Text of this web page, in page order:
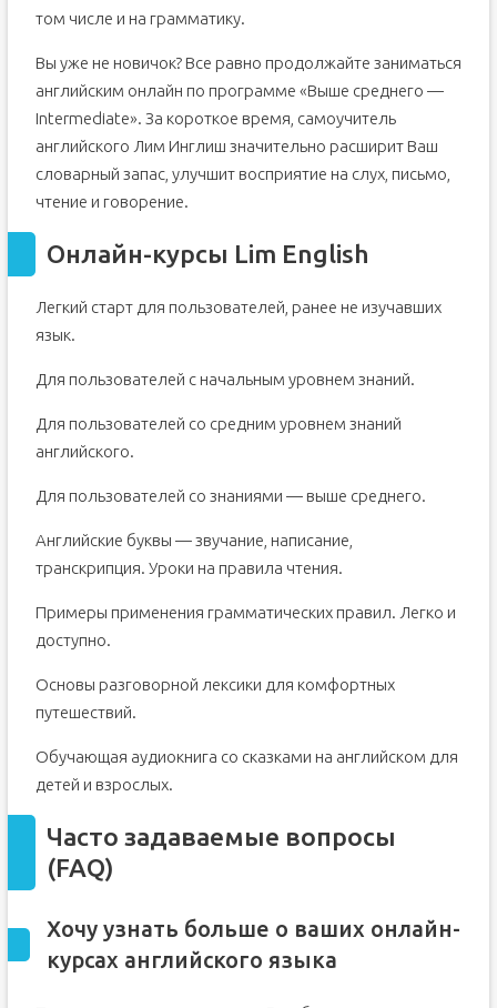
том числе и на грамматику.
Вы уже не новичок? Все равно продолжайте заниматься
английским онлайн по программе «Выше среднего —
Intermediate». За короткое время, самоучитель
английского Лим Инглиш значительно расширит Ваш
словарный запас, улучшит восприятие на слух, письмо,
чтение и говорение.
Онлайн-курсы Lim English
Легкий старт для пользователей, ранее не изучавших
язык.
Для пользователей с начальным уровнем знаний.
Для пользователей со средним уровнем знаний
английского.
Для пользователей со знаниями — выше среднего.
Английские буквы — звучание, написание,
транскрипция. Уроки на правила чтения.
Примеры применения грамматических правил. Легко и
доступно.
Основы разговорной лексики для комфортных
путешествий.
Обучающая аудиокнига со сказками на английском для
детей и взрослых.
Часто задаваемые вопросы
(FAQ)
Хочу узнать больше о ваших онлайн-
курсах английского языка